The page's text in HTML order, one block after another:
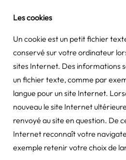
Les cookies
Un cookie est un petit fichier
conservé sur votre ordinateur
sites Internet. Des informations
un fichier texte, comme par
langue pour un site Internet.
nouveau le site Internet
renvoyé au site en question. De
Internet reconnaît votre
exemple retenir votre choix de